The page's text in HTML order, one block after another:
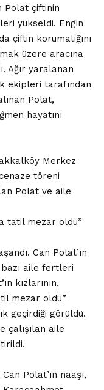
Polat çiftinin
yükseldi. Engin
çiftin korumalığını
üzere aracına
Ağır yaralanan
ekipleri tarafından
Polat,
hayatını
Merkez
töreni
Polat ve aile
tatil mezar oldu”
Can Polat’ın
bazı aile fertleri
kızlarının,
mezar oldu”
geçirdiği görüldü.
çalışılan aile
Polat’ın naaşı,